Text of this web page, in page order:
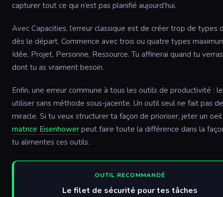
capturer tout ce qui n’est pas planifié aujourd’hui.
Avec Capacities, l’erreur classique est de créer trop de types
dès le départ. Commence avec trois ou quatre types
Idée, Projet, Personne, Ressource. Tu affinerai quand tu
dont tu as vraiment besoin.
Enfin, une erreur commune à tous les outils de productivité :
utiliser sans méthode sous-jacente. Un outil seul ne fait pas de
miracle. Si tu veux structurer ta façon de prioriser, jeter un
matrice Eisenhower peut faire toute la différence dans la
tu alimentes ces outils.
OUTIL RECOMMANDÉ
Le filet de sécurité pour tes tâches